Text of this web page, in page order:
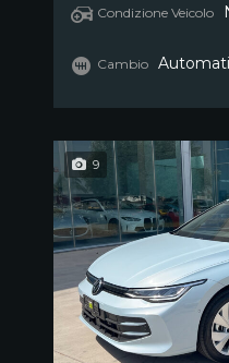
Condizione Veicolo
Cambio
9